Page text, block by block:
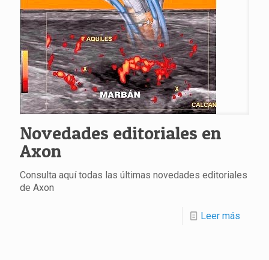
Novedades editoriales en
Axon
Consulta aquí todas las últimas novedades editoriales
de Axon
Leer más